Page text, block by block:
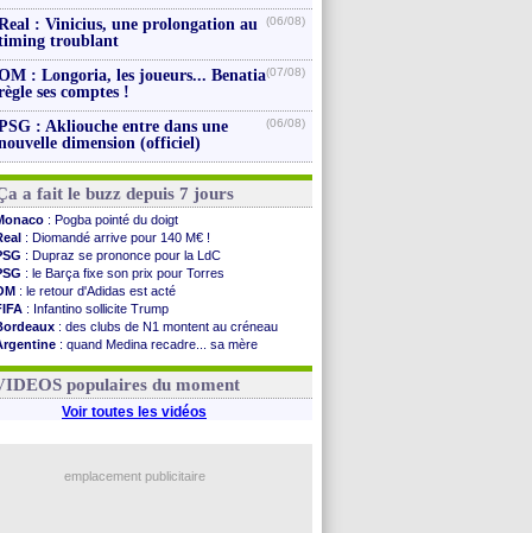
: Vinicius, une prolongation au
troublant
(06/08)
: Longoria, les joueurs... Benatia
ses comptes !
(07/08)
: Akliouche entre dans une
dimension (officiel)
(06/08)
a fait le buzz depuis 7 jours
: Pogba pointé du doigt
: Diomandé arrive pour 140 M€ !
: Dupraz se prononce pour la LdC
: le Barça fixe son prix pour Torres
: le retour d'Adidas est acté
: Infantino sollicite Trump
: des clubs de N1 montent au créneau
: quand Medina recadre... sa mère
: Paixão attire un 2e club anglais
populaires du moment
Voir toutes les vidéos
emplacement publicitaire